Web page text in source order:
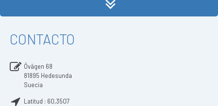
CONTACTO
Övägen 68
81895 Hedesunda
Suecia
Latitud : 60,3507